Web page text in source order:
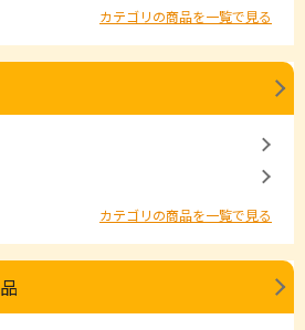
カテゴリの商品を一覧で見る
カテゴリの商品を一覧で見る